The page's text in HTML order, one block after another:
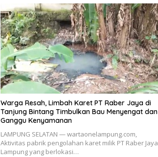
Warga Resah, Limbah Karet PT Raber Jaya di
Tanjung Bintang Timbulkan Bau Menyengat dan
Ganggu Kenyamanan
LAMPUNG SELATAN — wartaonelampung.com,
Aktivitas pabrik pengolahan karet milik PT Raber Jaya
Lampung yang berlokasi…